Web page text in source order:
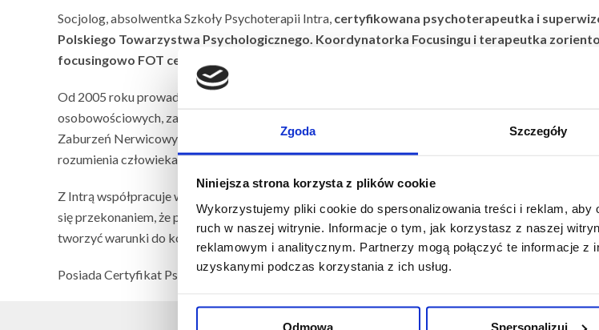
Zgoda Szczegóły
Niniejsza strona korzysta z plików cookie
Wykorzystujemy pliki cookie do spersonalizowania treści i reklam, aby
ruch w naszej witrynie. Informacje o tym, jak korzystasz z naszej
reklamowym i analitycznym. Partnerzy mogą połączyć te informacje z
uzyskanymi podczas korzystania z ich usług.
Odmowa Spersonalizuj
Socjolog, absolwentka Szkoły Psychoterapii Intra, certyfikowana psychoterapeutka i
Polskiego Towarzystwa Psychologicznego. Koordynatorka Focusingu i terapeutka
focusingowo FOT certyfikowana w Międzynarodowym Instytucie Focusingu w Nowym
Od 2005 roku prowadzi psychoterapię indywidualną osób dorosłych w zakresie problemów
osobowościowych, zaburzeń nastroju i nerwic. Odbyła staż w Szpitalu Nowowiejskim w Warszawie
Zaburzeń Nerwicowych. Prowadzi warsztaty rozwojowe. Pracuje w podejściu humanistycznym
rozumienia człowieka i techniki innych podejść terapeutycznych.
Z Intrą współpracuje w zakresie superwizji oraz zajęć dydaktycznych w Szkole Psychoterapii. W
się przekonaniem, że podstawowym narzędziem pracy psychoterapeutycznej jest osoba terapeuty,
tworzyć warunki do kontaktu z tym doświadczeniem terapeuty, które utrudnia rozumienie klienta.
Posiada Certyfikat Psychoterapeuty Polskiego Stowarzyszenia Humanistyczno-